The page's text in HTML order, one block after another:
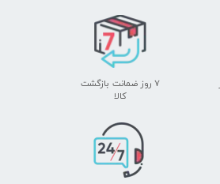
۷ روز ضمانت بازگشت
​​​​​​​کالا